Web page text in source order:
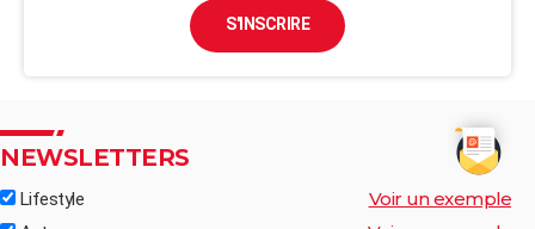
S'INSCRIRE
NEWSLETTERS
Lifestyle Voir un exemple